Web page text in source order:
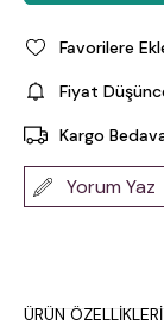
Favorilere
Fiyat
Kargo
Yorum Yaz
ÜRÜN ÖZELLIKLERI